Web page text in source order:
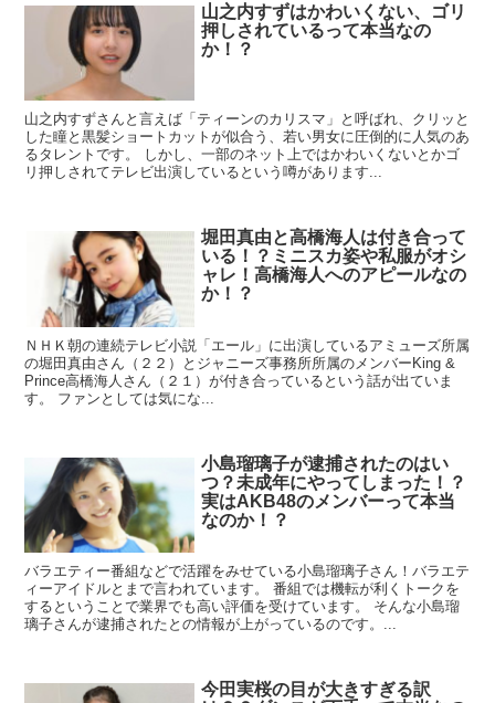
山之内すずはかわいくない、ゴリ
押しされているって本当なの
か！？
山之内すずさんと言えば「ティーンのカリスマ」と呼ばれ、クリッと
した瞳と黒髪ショートカットが似合う、若い男女に圧倒的に人気のあ
るタレントです。 しかし、一部のネット上ではかわいくないとかゴ
リ押しされてテレビ出演しているという噂があります...
堀田真由と高橋海人は付き合って
いる！？ミニスカ姿や私服がオシ
ャレ！高橋海人へのアピールなの
か！？
ＮＨＫ朝の連続テレビ小説「エール」に出演しているアミューズ所属
の堀田真由さん（２２）とジャニーズ事務所所属のメンバーKing &
Prince高橋海人さん（２１）が付き合っているという話が出ていま
す。 ファンとしては気にな...
小島瑠璃子が逮捕されたのはい
つ？未成年にやってしまった！？
実はAKB48のメンバーって本当
なのか！？
バラエティー番組などで活躍をみせている小島瑠璃子さん！バラエテ
ィーアイドルとまで言われています。 番組では機転が利くトークを
するということで業界でも高い評価を受けています。 そんな小島瑠
璃子さんが逮捕されたとの情報が上がっているのです。...
今田実桜の目が大きすぎる訳